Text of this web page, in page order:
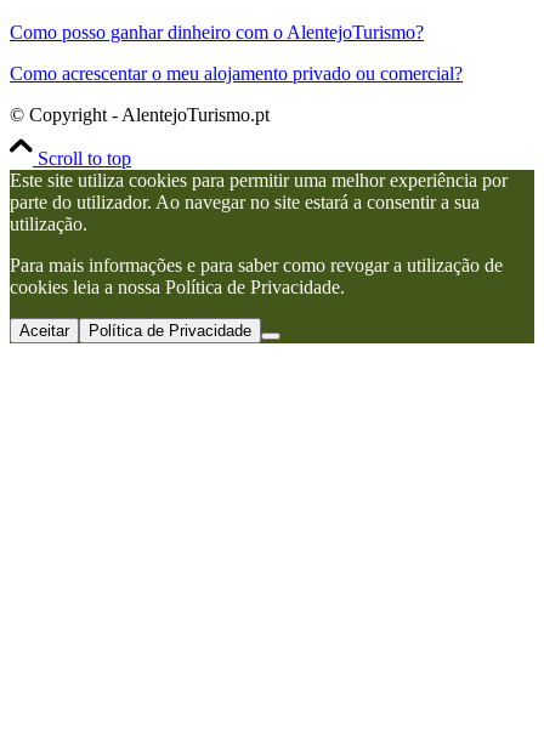
Como posso ganhar dinheiro com o AlentejoTurismo?
Como acrescentar o meu alojamento privado ou comercial?
© Copyright - AlentejoTurismo.pt
Scroll to top
Este site utiliza cookies para permitir uma melhor experiência por
parte do utilizador. Ao navegar no site estará a consentir a sua
utilização.
Para mais informações e para saber como revogar a utilização de
cookies leia a nossa Política de Privacidade.
Aceitar Política de Privacidade